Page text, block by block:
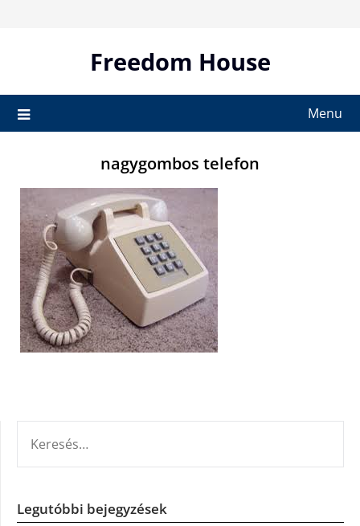
Freedom House
Menu
nagygombos telefon
Legutóbbi bejegyzések